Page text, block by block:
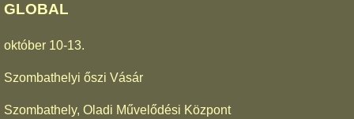
GLOBAL
október 10-13.
Szombathelyi őszi Vásár
Szombathely, Oladi Művelődési Központ